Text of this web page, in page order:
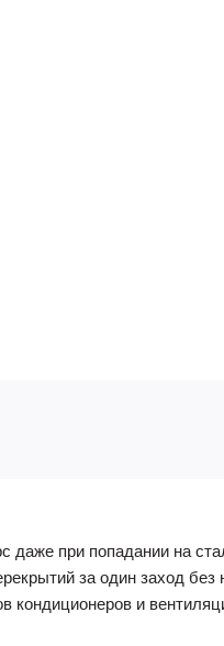
даже при попадании на
за один заход без
и